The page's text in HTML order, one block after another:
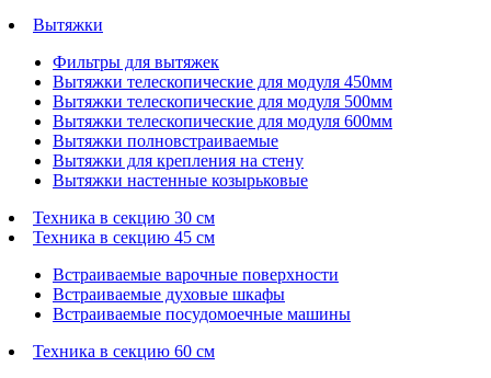
Вытяжки
Фильтры для вытяжек
Вытяжки телескопические для модуля 450мм
Вытяжки телескопические для модуля 500мм
Вытяжки телескопические для модуля 600мм
Вытяжки полновстраиваемые
Вытяжки для крепления на стену
Вытяжки настенные козырьковые
Техника в секцию 30 см
Техника в секцию 45 см
Встраиваемые варочные поверхности
Встраиваемые духовые шкафы
Встраиваемые посудомоечные машины
Техника в секцию 60 см